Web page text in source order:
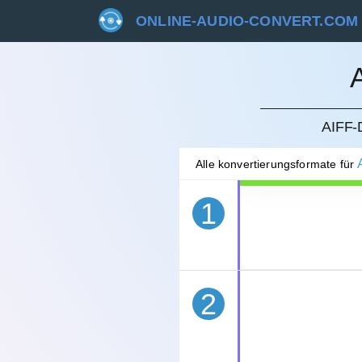
ONLINE-AUDIO-CONVERT.COM
AIFF-
Alle konvertierungsformate für
1
2